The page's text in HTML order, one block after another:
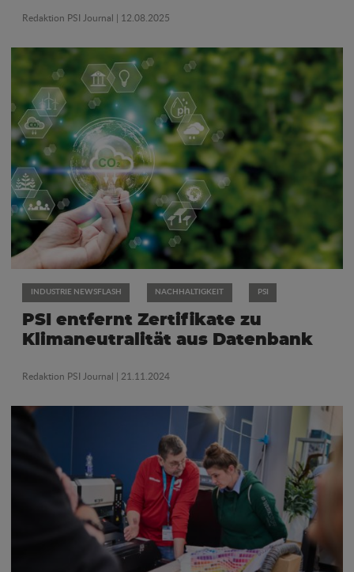
Redaktion PSI Journal | 12.08.2025
INDUSTRIE NEWSFLASH NACHHALTIGKEIT PSI
PSI entfernt Zertifikate zu
Klimaneutralität aus Datenbank
Redaktion PSI Journal | 21.11.2024